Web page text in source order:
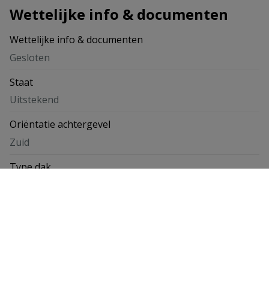
Wettelijke info & documenten
Wettelijke info & documenten
Gesloten
Staat
Uitstekend
Oriëntatie achtergevel
Zuid
Type dak